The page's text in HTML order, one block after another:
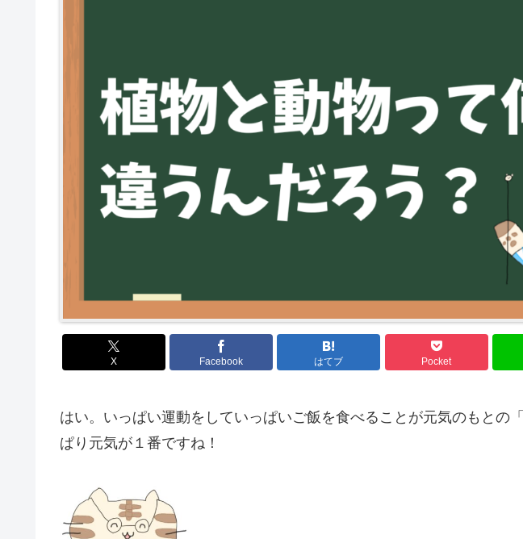
X Facebook はてブ Pocket
はい。いっぱい運動をしていっぱいご飯を食べることが元気のもとの
ぱり元気が１番ですね！